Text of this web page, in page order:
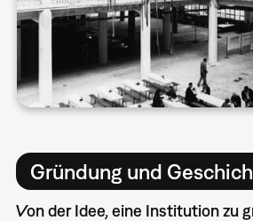
Gründung und
Von der Idee, eine Institution zu